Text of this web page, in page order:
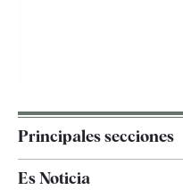
Principales secciones
España
Es Noticia